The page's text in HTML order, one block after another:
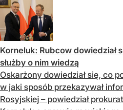
Korneluk: Rubcow dowiedział
służby o nim wiedzą
Oskarżony dowiedział się, co
w jaki sposób przekazywał
Rosyjskiej – powiedział